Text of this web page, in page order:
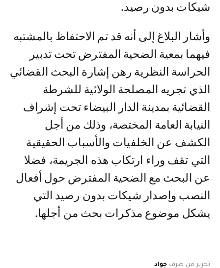
شيكات بدون رصيد.
وأشار البلاغ إلى أنه قد تم الاحتفاظ بالمشتبه
فيهما بمعية الضحية المفترض تحت تدبير
الحراسة النظرية رهن إشارة البحث القضائي
الذي تجريه المصلحة الولائية للشرطة
القضائية بمدينة الدار البيضاء تحت إشراف
النيابة العامة المختصة، وذلك من أجل
الكشف عن الخلفيات والأسباب الحقيقية
التي تقف وراء ارتكاب هذه الجريمة، فضلا
عن البحث مع الضحية المفترض حول أفعال
النصب وإصدار شيكات بدون رصيد التي
يشكل موضوع مذكرات بحث من أجلها.
تحرير من طرف جواد